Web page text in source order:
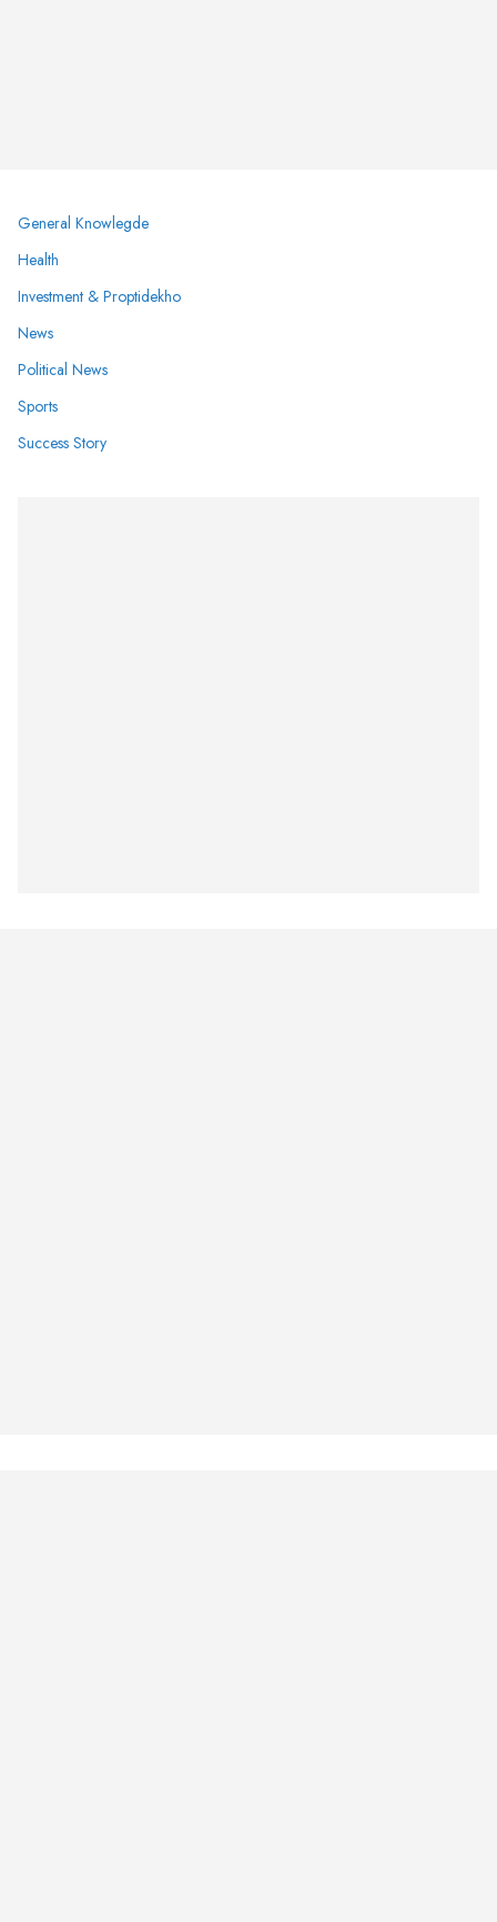
General Knowlegde
Health
Investment & Proptidekho
News
Political News
Sports
Success Story